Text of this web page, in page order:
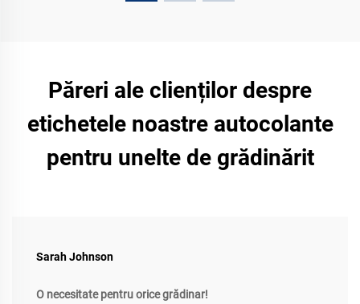
Păreri ale clienților despre
etichetele noastre autocolante
pentru unelte de grădinărit
Sarah Johnson
O necesitate pentru orice grădinar!